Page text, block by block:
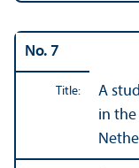
No. 7
Title:
A
in